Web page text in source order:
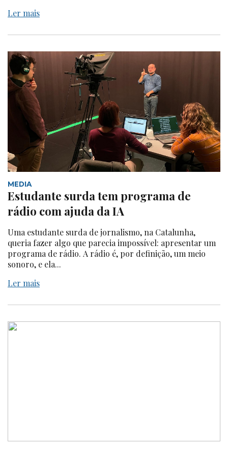
Ler mais
MEDIA
Estudante surda tem programa de
rádio com ajuda da IA
Uma estudante surda de jornalismo, na Catalunha,
queria fazer algo que parecia impossível: apresentar um
programa de rádio. A rádio é, por definição, um meio
sonoro, e ela...
Ler mais